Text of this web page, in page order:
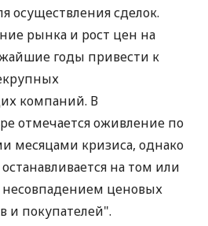
осуществления сделок.
рынка и рост цен на
годы привести к
компаний. В
отмечается оживление по
месяцами кризиса, однако
на том или
несовпадением ценовых
и покупателей".